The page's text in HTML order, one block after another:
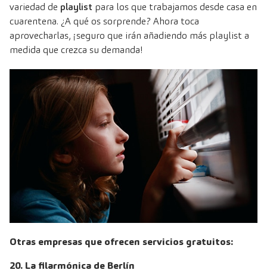
variedad de playlist para los que trabajamos desde casa en
cuarentena. ¿A qué os sorprende? Ahora toca
aprovecharlas, ¡seguro que irán añadiendo más playlist a
medida que crezca su demanda!
Otras empresas que ofrecen servicios gratuitos:
20. La filarmónica de Berlín